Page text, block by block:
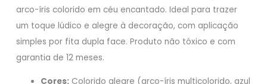
arco-íris colorido em céu encantado. Ideal para trazer
um toque lúdico e alegre à decoração, com aplicação
simples por fita dupla face. Produto não tóxico e com
garantia de 12 meses.
Cores: Colorido alegre (arco-íris multicolorido, azul